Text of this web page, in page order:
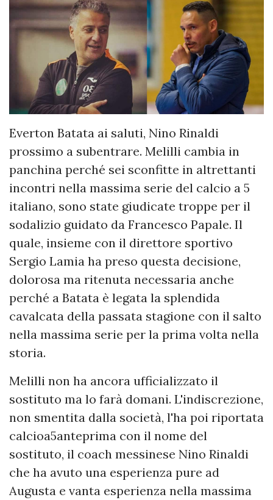
Everton Batata ai saluti, Nino Rinaldi
prossimo a subentrare. Melilli cambia in
panchina perché sei sconfitte in altrettanti
incontri nella massima serie del calcio a 5
italiano, sono state giudicate troppe per il
sodalizio guidato da Francesco Papale. Il
quale, insieme con il direttore sportivo
Sergio Lamia ha preso questa decisione,
dolorosa ma ritenuta necessaria anche
perché a Batata è legata la splendida
cavalcata della passata stagione con il salto
nella massima serie per la prima volta nella
storia.
Melilli non ha ancora ufficializzato il
sostituto ma lo farà domani. L'indiscrezione,
non smentita dalla società, l'ha poi riportata
calcioa5anteprima con il nome del
sostituto, il coach messinese Nino Rinaldi
che ha avuto una esperienza pure ad
Augusta e vanta esperienza nella massima